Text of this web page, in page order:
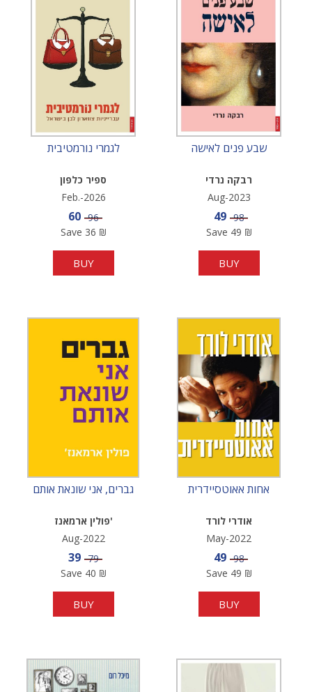
לגמרי נורמטיבית
ספיר כלפון
Feb.-2026
Sale price
60 Price
96
Save 36 ₪
BUY
שבע פנים לאישה
רבקה נרדי
Aug-2023
Sale price
49 Price
98
Save 49 ₪
BUY
גברים, אני שונאת אותם
פולין ארמאנז'
Aug-2022
Sale price
39 Price
79
Save 40 ₪
BUY
אחות אאוטסיידרית
אודרי לורד
May-2022
Sale price
49 Price
98
Save 49 ₪
BUY